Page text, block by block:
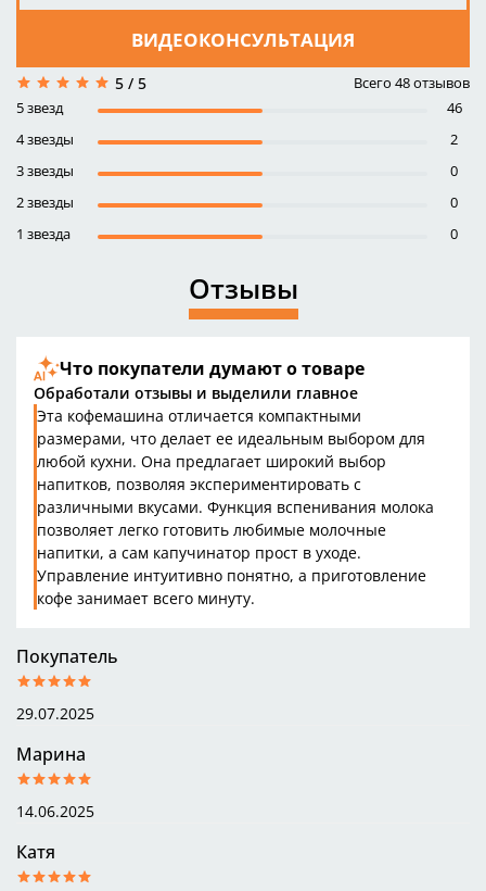
5 / 5 Всего 48отзывов
5 звезд
46
4 звезды
2
3 звезды
0
2 звезды
0
1 звезда
0
ВИДЕОКОНСУЛЬТАЦИЯ
Отзывы
Что покупатели думают о товаре
Обработали отзывы и выделили главное
Эта кофемашина отличается компактными
размерами, что делает ее идеальным выбором для
любой кухни. Она предлагает широкий выбор
напитков, позволяя экспериментировать с
различными вкусами. Функция вспенивания молока
позволяет легко готовить любимые молочные
напитки, а сам капучинатор прост в уходе.
Управление интуитивно понятно, а приготовление
кофе занимает всего минуту.
Покупатель
29.07.2025
Марина
14.06.2025
Катя